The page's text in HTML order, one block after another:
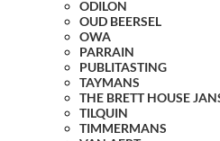
ODILON
OUD BEERSEL
OWA
PARRAIN
PUBLITASTING
TAYMANS
THE BRETT HOUSE
TILQUIN
TIMMERMANS